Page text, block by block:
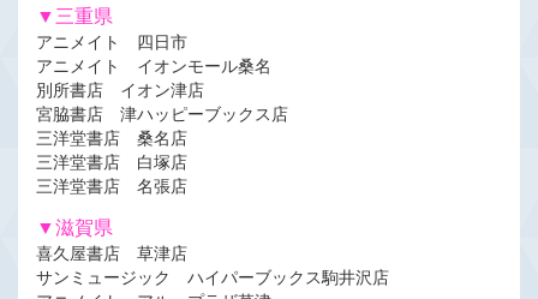
▼三重県
アニメイト 四日市
アニメイト イオンモール桑名
別所書店 イオン津店
宮脇書店 津ハッピーブックス店
三洋堂書店 桑名店
三洋堂書店 白塚店
三洋堂書店 名張店
▼滋賀県
喜久屋書店 草津店
サンミュージック ハイパーブックス駒井沢店